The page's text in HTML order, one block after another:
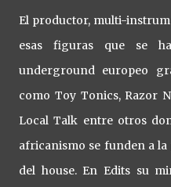
El productor, multi-
esas figuras que se
underground europeo
como Toy Tonics, Razor
Local Talk entre otros
africanismo se funden a
del house. En Edits su